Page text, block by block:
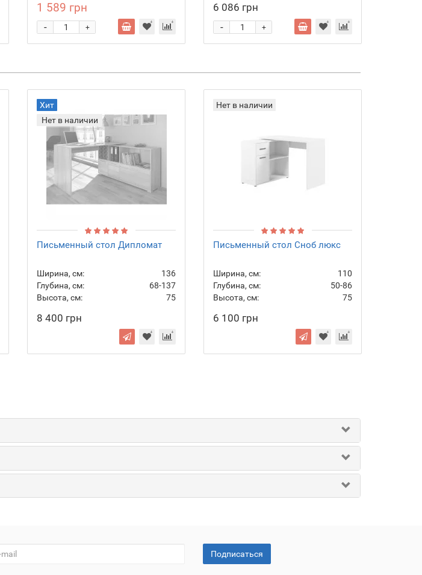
1 589 грн
+
-
6 086 грн
+
-
Хит
Нет в наличии
Письменный стол Дипломат
Ширина, см:
136
Глубина, см:
68-137
Высота, см:
75
8 400 грн
Нет в наличии
Письменный стол Сноб люкс
Ширина, см:
110
Глубина, см:
50-86
Высота, см:
75
6 100 грн
Подписаться